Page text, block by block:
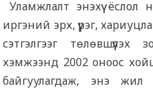
Уламжлалт энэхүү ёслол
иргэний эрх, үүрэг,
сэтгэлгээг
хэмжээнд 2002 оноос
байгуулагдаж, энэ